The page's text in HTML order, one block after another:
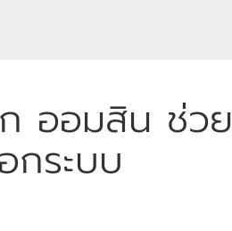
ออมสิน ช่วย
กระบบ